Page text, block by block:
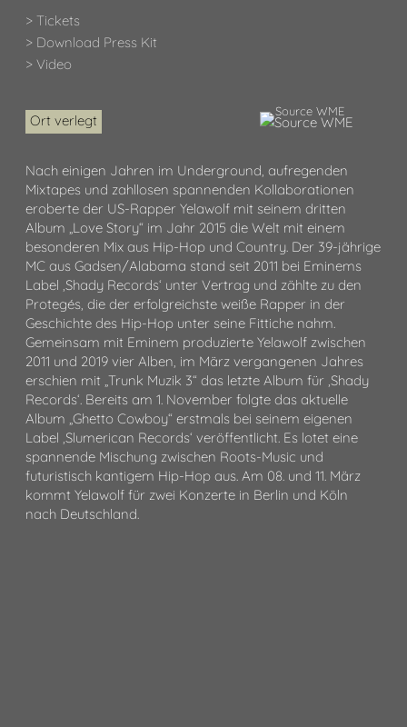
> Tickets
> Download Press Kit
> Video
Ort verlegt
Source WME
Nach einigen Jahren im Underground, aufregenden
Mixtapes und zahllosen spannenden Kollaborationen
eroberte der US-Rapper Yelawolf mit seinem dritten
Album „Love Story“ im Jahr 2015 die Welt mit einem
besonderen Mix aus Hip-Hop und Country. Der 39-jährige
MC aus Gadsen/Alabama stand seit 2011 bei Eminems
Label ‚Shady Records‘ unter Vertrag und zählte zu den
Protegés, die der erfolgreichste weiße Rapper in der
Geschichte des Hip-Hop unter seine Fittiche nahm.
Gemeinsam mit Eminem produzierte Yelawolf zwischen
2011 und 2019 vier Alben, im März vergangenen Jahres
erschien mit „Trunk Muzik 3“ das letzte Album für ‚Shady
Records‘. Bereits am 1. November folgte das aktuelle
Album „Ghetto Cowboy“ erstmals bei seinem eigenen
Label ‚Slumerican Records‘ veröffentlicht. Es lotet eine
spannende Mischung zwischen Roots-Music und
futuristisch kantigem Hip-Hop aus. Am 08. und 11. März
kommt Yelawolf für zwei Konzerte in Berlin und Köln
nach Deutschland.